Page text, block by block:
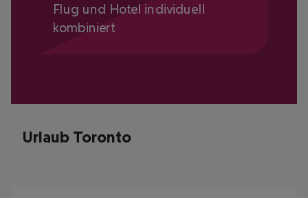
Flug und Hotel individuell
kombiniert
Urlaub Toronto